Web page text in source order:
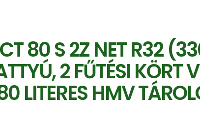
80 S 2Z NET R32
2 FŰTÉSI KÖRT
LITERES HMV